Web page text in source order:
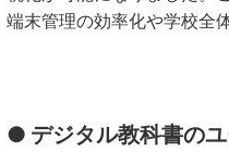
端末管理の効率化や学校全
● デジタル教科書の